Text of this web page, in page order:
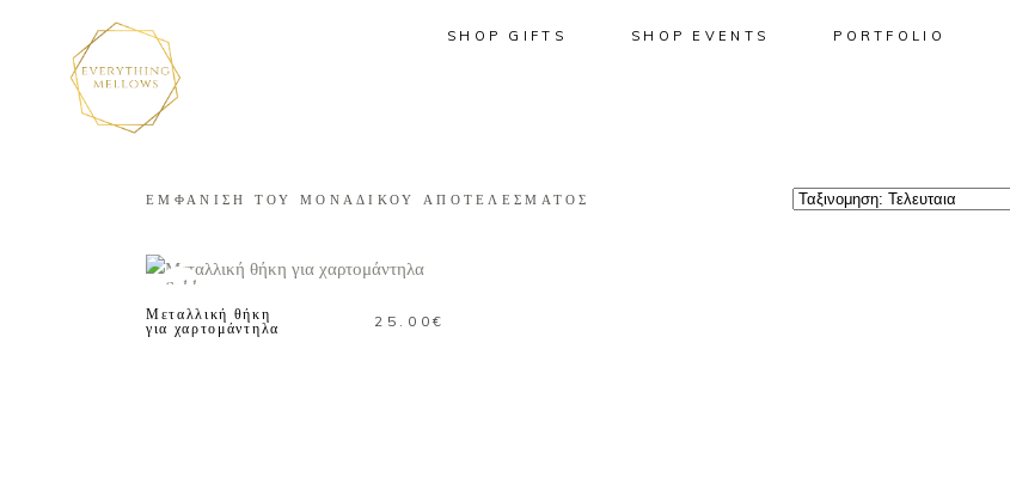
SHOP GIFTS SHOP EVENTS PORTFOLIO
ΕΜΦΑΝΙΣΗ ΤΟΥ ΜΟΝΑΔΙΚΟΥ ΑΠΟΤΕΛΕΣΜΑΤΟΣ
Sold
Μεταλλική θήκη
για χαρτομάντηλα
25.00€